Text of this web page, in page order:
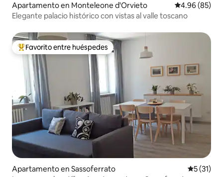
Apartamento en Monteleone d'Orvieto Calificación
4.96 (85)
Elegante palacio histórico con vistas al valle toscano
Favorito entre huéspedes preferido
Favorito entre huéspedes
Apartamento en Sassoferrato
5 (31)